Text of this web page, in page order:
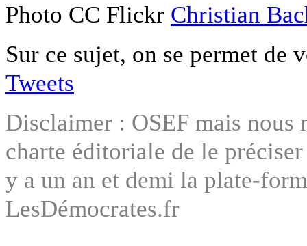
Photo CC Flickr Christian
Sur ce sujet, on se permet de
Tweets
Disclaimer : OSEF mais nous
charte éditoriale de le
y a un an et demi la plate-
LesDémocrates.fr